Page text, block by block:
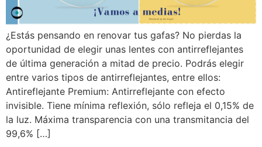
¿Estás pensando en renovar tus gafas? No pierdas la
oportunidad de elegir unas lentes con antirreflejantes
de última generación a mitad de precio. Podrás elegir
entre varios tipos de antirreflejantes, entre ellos:
Antireflejante Premium: Antirreflejante con efecto
invisible. Tiene mínima reflexión, sólo refleja el 0,15% de
la luz. Máxima transparencia con una transmitancia del
99,6% […]